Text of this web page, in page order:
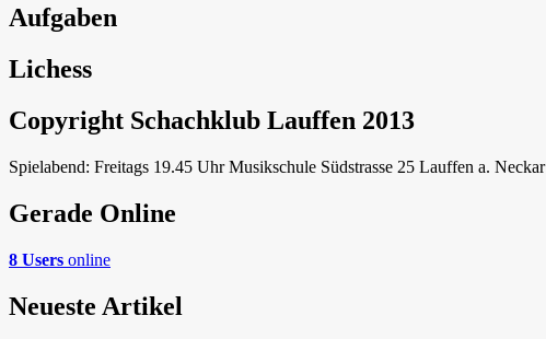
Aufgaben
Lichess
Copyright Schachklub Lauffen 2013
Spielabend: Freitags 19.45 Uhr Musikschule Südstrasse 25 Lauffen a. Neckar
Gerade Online
8 Users online
Neueste Artikel